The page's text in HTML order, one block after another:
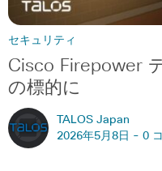
セキュリティ
Cisco Firepower
の標的に
TALOS Japan
2026年5月8日 - 0